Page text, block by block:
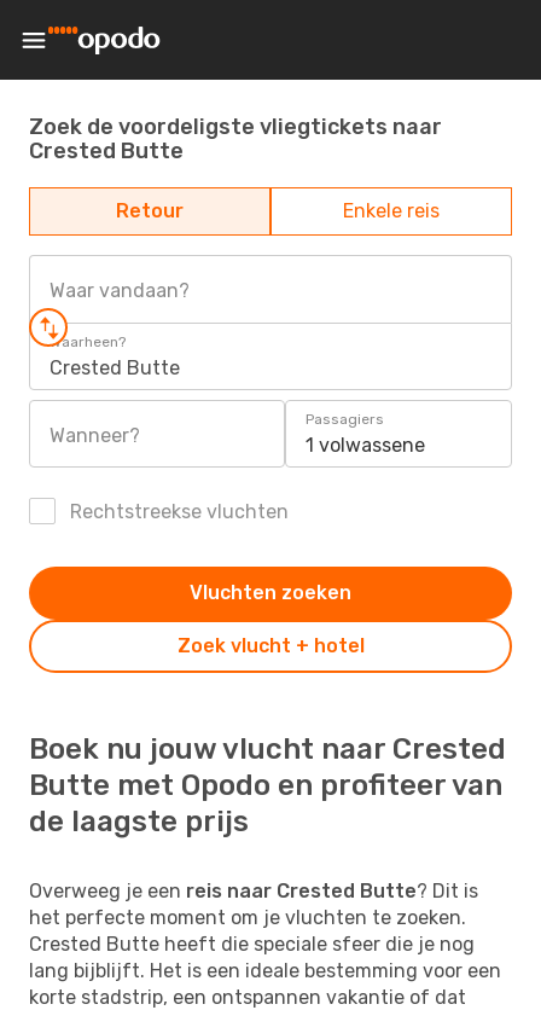
Zoek de voordeligste vliegtickets naar
Crested Butte
Retour Enkele reis
Waar vandaan?
Waarheen?
Crested Butte
Wanneer?
Passagiers
1 volwassene
Rechtstreekse vluchten
Zoek vlucht + hotel
Vluchten zoeken
Boek nu jouw vlucht naar Crested
Butte met Opodo en profiteer van
de laagste prijs
Overweeg je een reis naar Crested Butte? Dit is
het perfecte moment om je vluchten te zoeken.
Crested Butte heeft die speciale sfeer die je nog
lang bijblijft. Het is een ideale bestemming voor een
korte stadstrip, een ontspannen vakantie of dat